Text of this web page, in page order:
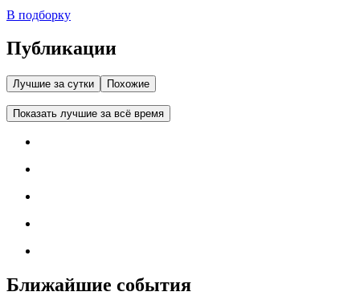
В подборку
Публикации
Лучшие за сутки Похожие
Показать лучшие за всё время
Ближайшие события